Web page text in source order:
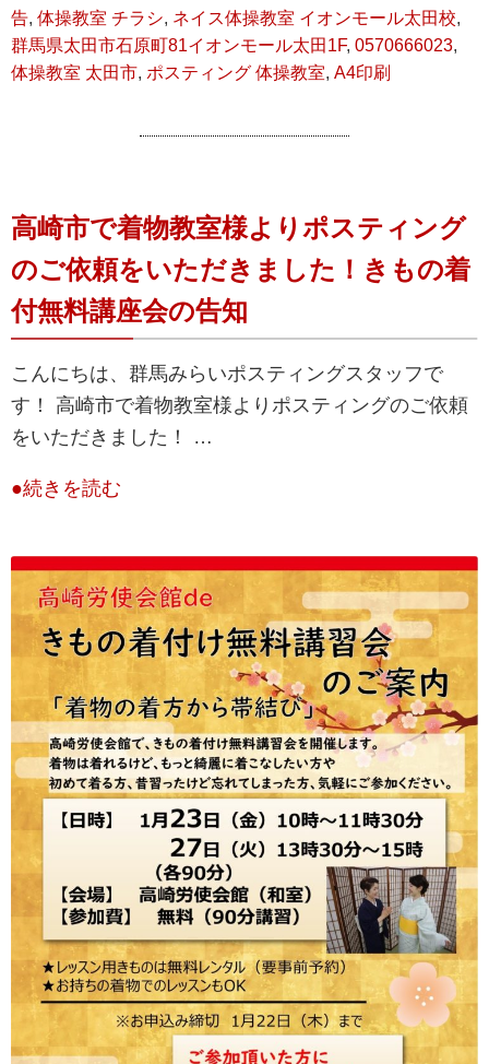
告, 体操教室 チラシ, ネイス体操教室 イオンモール太田校,
群馬県太田市石原町81イオンモール太田1F, 0570666023,
体操教室 太田市, ポスティング 体操教室, A4印刷
高崎市で着物教室様よりポスティング
のご依頼をいただきました！きもの着
付無料講座会の告知
こんにちは、群馬みらいポスティングスタッフで
す！ 高崎市で着物教室様よりポスティングのご依頼
をいただきました！ …
●続きを読む